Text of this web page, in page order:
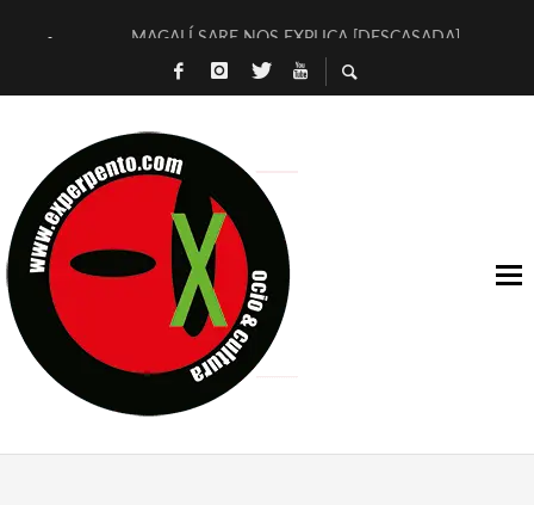
MAGALÍ SARE NOS EXPLICA [DESCASADA]
«NO TENGO PUTOS SUEÑOS»
[LA BOLA NEGRA] DE JAVIER CALVO Y JAVIER AMBROSSI
OSLO OVNIES LLEGAN CORRIENDO A ARANDA
FÉLIX CALVO NOS PRESENTA [LAS PALMERAS] (NOVELA
[EL SER QUERIDO] DE RODRIGO SOROGOYEN
ENTREVISTA A IVÁN HUMANES POR [EL LIBRO ROJO]
ARRABAL, ARRABAL, ARRABAL, ARRABEAUX